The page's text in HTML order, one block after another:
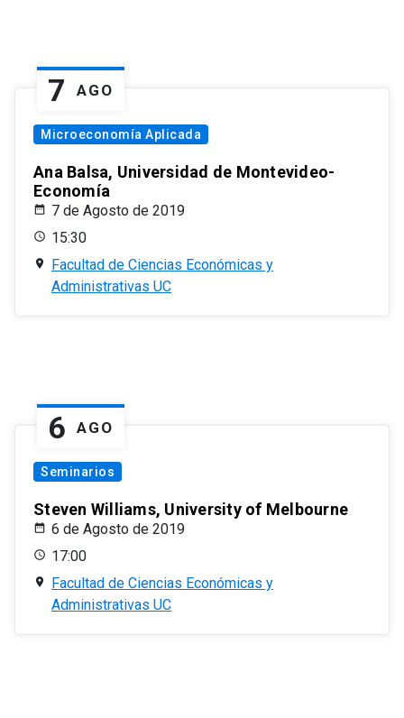
7 AGO
Microeconomía Aplicada
Ana Balsa, Universidad de Montevideo-
Economía
7 de Agosto de 2019
15:30
Facultad de Ciencias Económicas y
Administrativas UC
6 AGO
Seminarios
Steven Williams, University of Melbourne
6 de Agosto de 2019
17:00
Facultad de Ciencias Económicas y
Administrativas UC